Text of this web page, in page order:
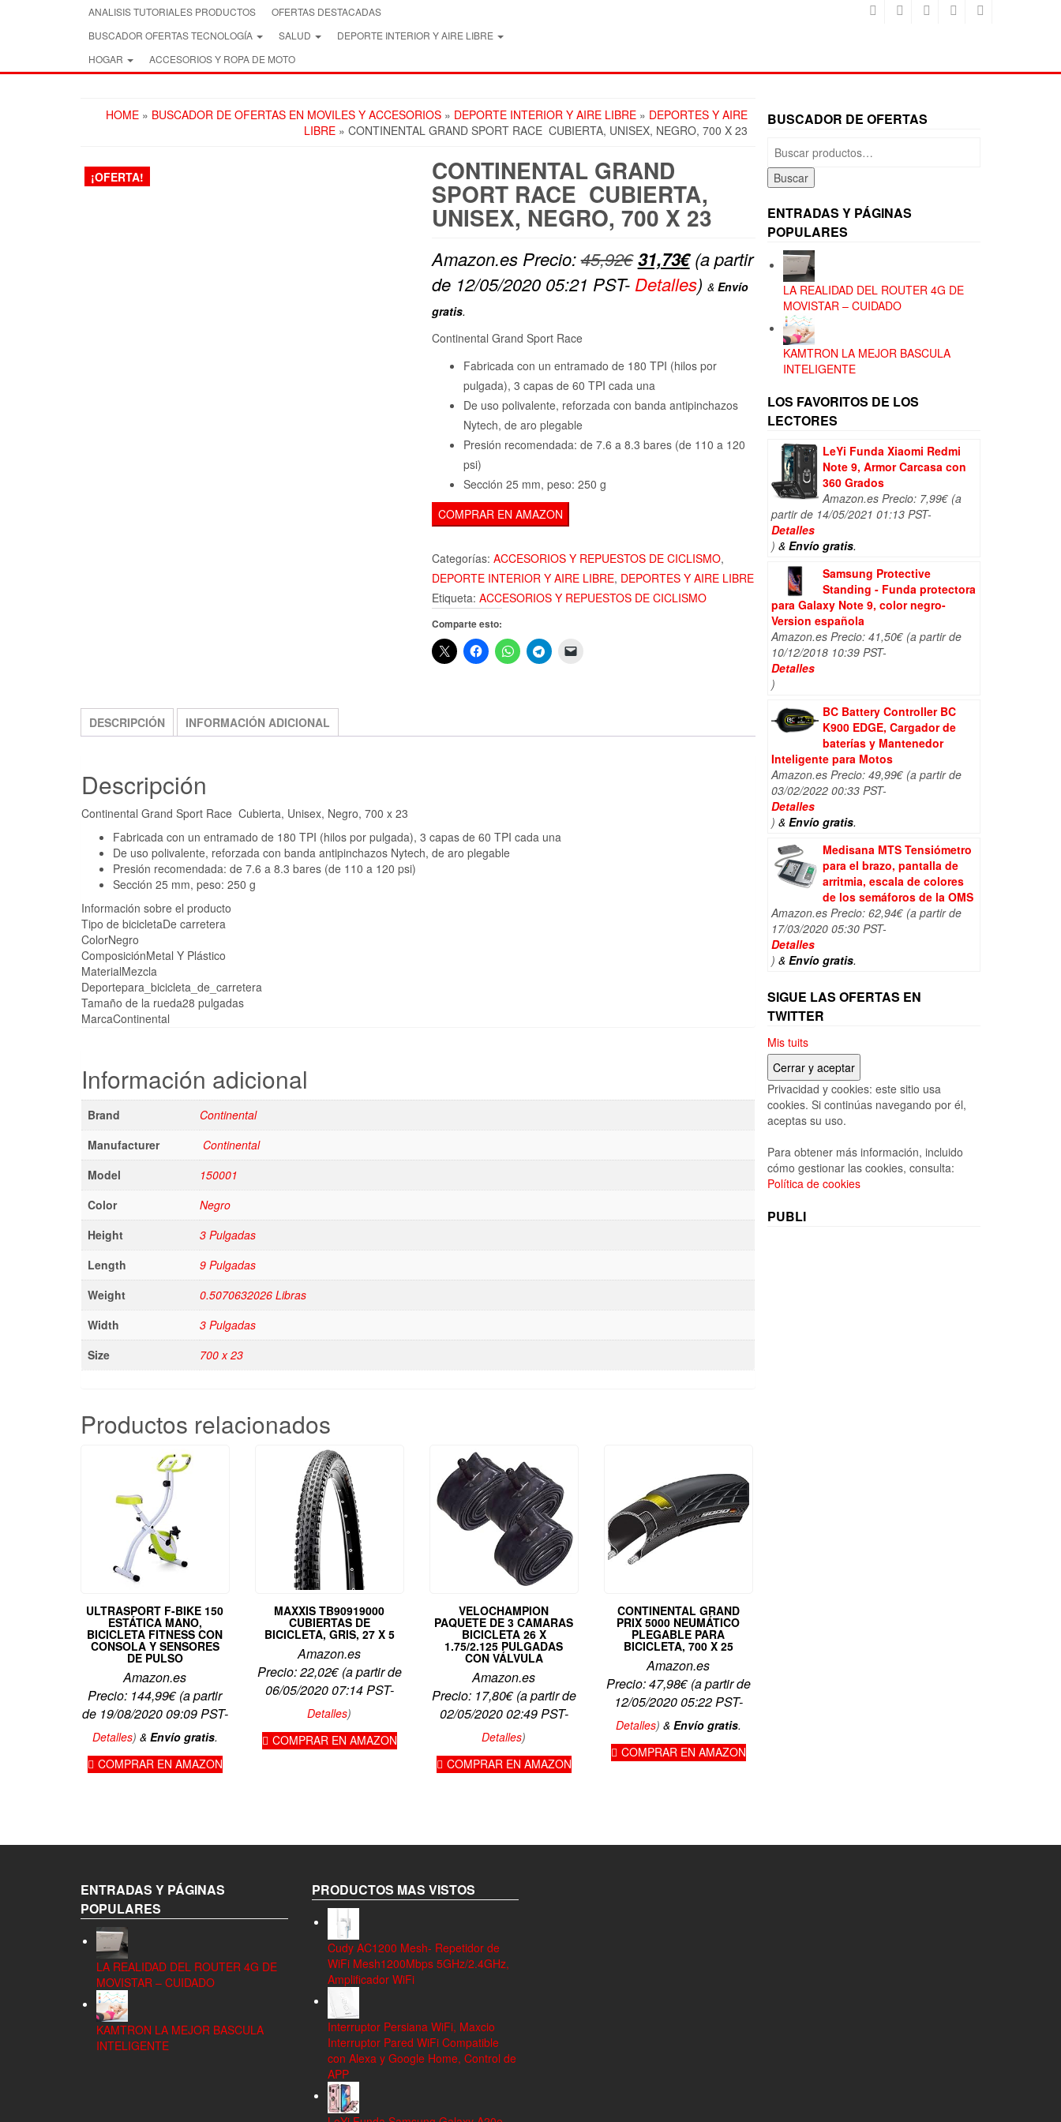
ANALISIS TUTORIALES PRODUCTOS
OFERTAS DESTACADAS
BUSCADOR OFERTAS TECNOLOGÍA
SALUD
DEPORTE INTERIOR Y AIRE LIBRE
HOGAR
ACCESORIOS Y ROPA DE MOTO
HOME » BUSCADOR DE OFERTAS EN MOVILES Y ACCESORIOS » DEPORTE INTERIOR Y AIRE LIBRE » DEPORTES Y AIRE
LIBRE » CONTINENTAL GRAND SPORT RACE CUBIERTA, UNISEX, NEGRO, 700 X 23
¡OFERTA! CONTINENTAL GRAND
SPORT RACE CUBIERTA,
UNISEX, NEGRO, 700 X 23
Amazon.es Precio:45,92€ El
precio
45,92€.
31,73€El
precio
(a partir
de 12/05/2020 05:21 PST- Detalles) & Envío
gratis.
Continental Grand Sport Race
Fabricada con un entramado de 180 TPI (hilos por
pulgada), 3 capas de 60 TPI cada una
De uso polivalente, reforzada con banda antipinchazos
Nytech, de aro plegable
Presión recomendada: de 7.6 a 8.3 bares (de 110 a 120
psi)
Sección 25 mm, peso: 250 g
COMPRAR EN AMAZON
Categorías: ACCESORIOS Y REPUESTOS DE CICLISMO,
DEPORTE INTERIOR Y AIRE LIBRE, DEPORTES Y AIRE LIBRE
Etiqueta: ACCESORIOS Y REPUESTOS DE CICLISMO
Comparte esto:
DESCRIPCIÓN INFORMACIÓN ADICIONAL
Descripción
Continental Grand Sport Race Cubierta, Unisex, Negro, 700 x 23
Fabricada con un entramado de 180 TPI (hilos por pulgada), 3 capas de 60 TPI cada una
De uso polivalente, reforzada con banda antipinchazos Nytech, de aro plegable
Presión recomendada: de 7.6 a 8.3 bares (de 110 a 120 psi)
Sección 25 mm, peso: 250 g
Información sobre el producto
Tipo de bicicletaDe carretera
ColorNegro
ComposiciónMetal Y Plástico
MaterialMezcla
Deportepara_bicicleta_de_carretera
Tamaño de la rueda28 pulgadas
MarcaContinental
Información adicional
Brand
Continental
Manufacturer
Continental
Model
150001
Color
Negro
Height
3 Pulgadas
Length
9 Pulgadas
Weight
0.5070632026 Libras
Width
3 Pulgadas
Size
700 x 23
Productos relacionados
ULTRASPORT F-BIKE 150
ESTÁTICA MANO,
BICICLETA FITNESS CON
CONSOLA Y SENSORES
DE PULSO
Amazon.es
Precio: 144,99€(a partir
de 19/08/2020 09:09 PST-
Detalles) & Envío gratis.
COMPRAR EN AMAZON
MAXXIS TB90919000
CUBIERTAS DE
BICICLETA, GRIS, 27 X 5
Amazon.es
Precio:22,02€(a partir de
06/05/2020 07:14 PST-
Detalles)
COMPRAR EN AMAZON
VELOCHAMPION
PAQUETE DE 3 CAMARAS
BICICLETA 26 X
1.75/2.125 PULGADAS
CON VÁLVULA
Amazon.es
Precio: 17,80€(a partir de
02/05/2020 02:49 PST-
Detalles)
COMPRAR EN AMAZON
CONTINENTAL GRAND
PRIX 5000 NEUMÁTICO
PLEGABLE PARA
BICICLETA, 700 X 25
Amazon.es
Precio:47,98€(a partir de
12/05/2020 05:22 PST-
Detalles) & Envío gratis.
COMPRAR EN AMAZON
BUSCADOR DE OFERTAS
Buscar
por:
Buscar
ENTRADAS Y PÁGINAS
POPULARES
LA REALIDAD DEL ROUTER 4G DE
MOVISTAR – CUIDADO
KAMTRON LA MEJOR BASCULA
INTELIGENTE
LOS FAVORITOS DE LOS
LECTORES
LeYi Funda Xiaomi Redmi
Note 9, Armor Carcasa con
360 Grados
Amazon.es Precio: 7,99€ (a
partir de 14/05/2021 01:13 PST-
Detalles
) & Envío gratis.
Samsung Protective
Standing - Funda protectora
para Galaxy Note 9, color negro-
Version española
Amazon.es Precio: 41,50€ (a partir de
10/12/2018 10:39 PST-
Detalles
)
BC Battery Controller BC
K900 EDGE, Cargador de
baterías y Mantenedor
Inteligente para Motos
Amazon.es Precio: 49,99€ (a partir de
03/02/2022 00:33 PST-
Detalles
) & Envío gratis.
Medisana MTS Tensiómetro
para el brazo, pantalla de
arritmia, escala de colores
de los semáforos de la OMS
Amazon.es Precio: 62,94€ (a partir de
17/03/2020 05:30 PST-
Detalles
) & Envío gratis.
SIGUE LAS OFERTAS EN
TWITTER
Mis tuits
Privacidad y cookies: este sitio usa
cookies. Si continúas navegando por él,
aceptas su uso.
Para obtener más información, incluido
cómo gestionar las cookies, consulta:
Política de cookies
PUBLI
ENTRADAS Y PÁGINAS
POPULARES
LA REALIDAD DEL ROUTER 4G DE
MOVISTAR – CUIDADO
KAMTRON LA MEJOR BASCULA
INTELIGENTE
PRODUCTOS MAS VISTOS
Cudy AC1200 Mesh- Repetidor de
WiFi Mesh1200Mbps 5GHz/2.4GHz,
Amplificador WiFi
Interruptor Persiana WiFi, Maxcio
Interruptor Pared WiFi Compatible
con Alexa y Google Home, Control de
APP